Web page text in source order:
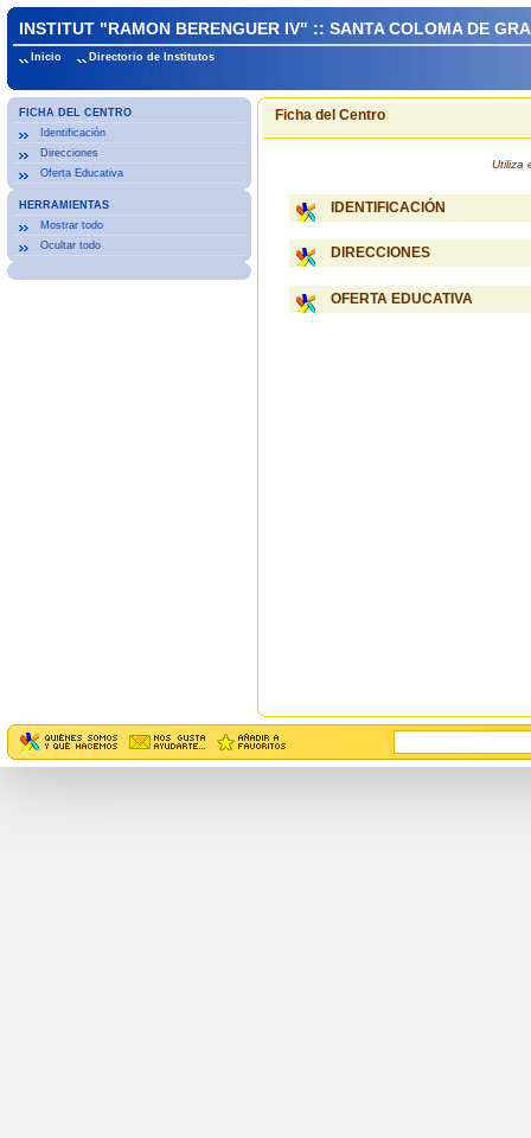
INSTITUT "RAMON BERENGUER IV" :: SANTA COLOMA DE
Inicio Directorio de Institutos
FICHA DEL CENTRO
Identificación
Direcciones
Oferta Educativa
HERRAMIENTAS
Mostrar todo
Ocultar todo
Ficha del Centro
Utiliza
IDENTIFICACIÓN
DIRECCIONES
OFERTA EDUCATIVA